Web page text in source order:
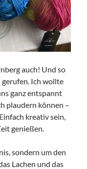
Klarheit
| Nürnberg
auch! Und so
Ich wollte
ganz entspannt
plaudern können –
kreativ sein,
genießen.
sondern um den
Lachen und das